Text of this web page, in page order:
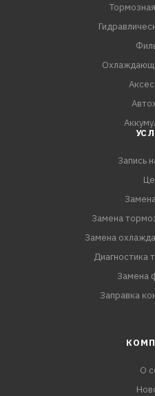
Запись
Замена
Замена
Диагностика
Замена
Заправка
О